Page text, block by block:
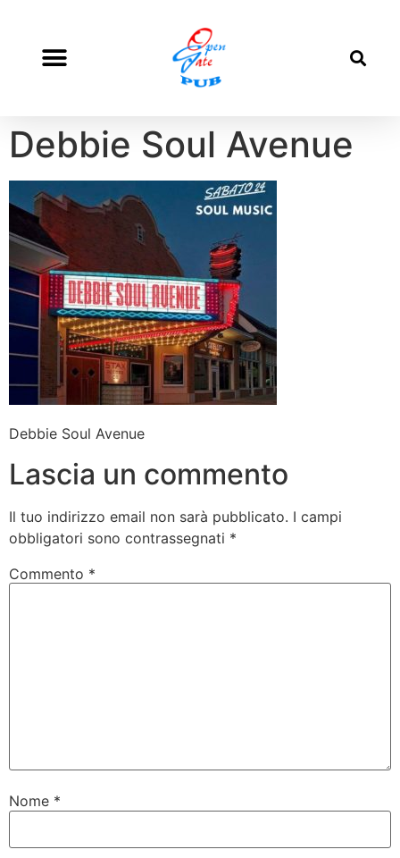
Debbie Soul Avenue
Debbie Soul Avenue
Lascia un commento
Il tuo indirizzo email non sarà pubblicato. I campi
obbligatori sono contrassegnati *
Commento *
Nome *